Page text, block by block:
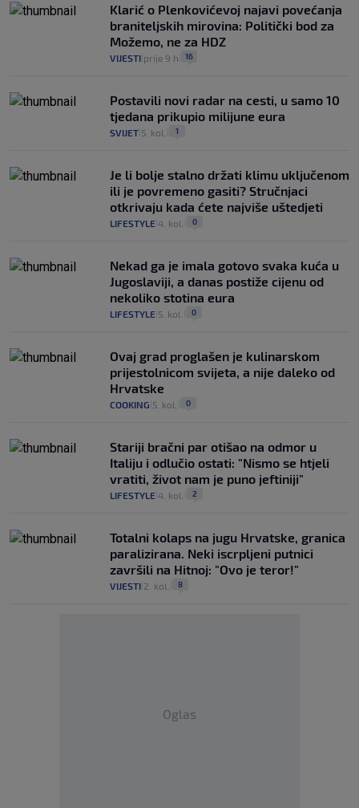
Klarić o Plenkovićevoj najavi povećanja
braniteljskih mirovina: Politički bod za
Možemo, ne za HDZ
VIJESTI prije 9 h 16
Postavili novi radar na cesti, u samo 10
tjedana prikupio milijune eura
SVIJET 5. kol. 1
Je li bolje stalno držati klimu uključenom
ili je povremeno gasiti? Stručnjaci
otkrivaju kada ćete najviše uštedjeti
LIFESTYLE 4. kol. 0
Nekad ga je imala gotovo svaka kuća u
Jugoslaviji, a danas postiže cijenu od
nekoliko stotina eura
LIFESTYLE 5. kol. 0
Ovaj grad proglašen je kulinarskom
prijestolnicom svijeta, a nije daleko od
Hrvatske
COOKING 5. kol. 0
Stariji bračni par otišao na odmor u
Italiju i odlučio ostati: "Nismo se htjeli
vratiti, život nam je puno jeftiniji"
LIFESTYLE 4. kol. 2
Totalni kolaps na jugu Hrvatske, granica
paralizirana. Neki iscrpljeni putnici
završili na Hitnoj: "Ovo je teror!"
VIJESTI 2. kol. 8
Oglas